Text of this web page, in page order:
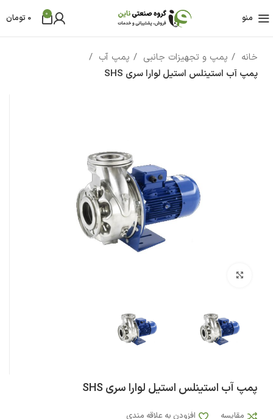
منو 0
0 تومان
خانه پمپ و تجهیزات جانبی
پمپ آب
پمپ آب استینلس استیل لوارا سری SHS
پمپ آب استینلس استیل لوارا سری SHS
مقایسه افزودن به علاقه مندی